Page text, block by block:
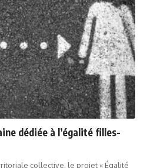
dédiée à l’égalité filles-
collective, le projet « Égalité